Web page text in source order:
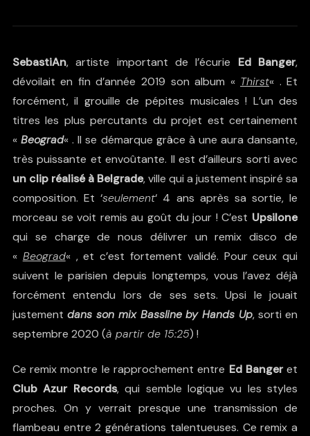
SebastiAn, artiste important de l’écurie Ed Banger,
dévoilait en fin d’année 2019 son album « Thirst« . Et
forcément, il grouille de pépites musicales ! L’un des
titres les plus percutants du projet est certainement
«Beograd« . Il se démarque grâce à une aura dansante,
très puissante et envoûtante. Il est d’ailleurs sorti avec
un clip réalisé à Belgrade, ville qui a justement inspiré sa
composition. Et ‘seulement‘ 4 ans après sa sortie, le
morceau se voit remis au goût du jour ! C’est Upsilone
qui se charge de nous délivrer un remix disco de
« Beograd« , et c’est fortement validé. Pour ceux qui
suivent le parisien depuis longtemps, vous l’avez déjà
forcément entendu lors de ses sets. Upsi le jouait
justement dans son mix Bassline by Hands Up, sorti en
septembre 2020 (à partir de 15:25) !
Ce remix montre le rapprochement entre Ed Bangeret
Club Azur Records, qui semble logique vu les styles
proches. On y verrait presque une transmission de
flambeau entre 2 générations talentueuses. Ce remix a